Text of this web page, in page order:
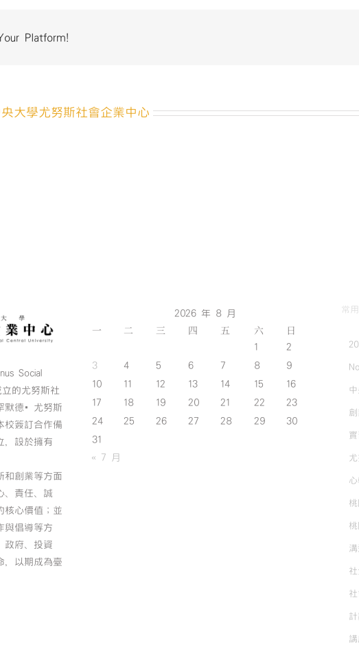
中
Platform!
央大學尤努斯社會企業中心
Social
立的尤努斯社
默德•尤努斯
校簽訂合作備
，設於擁有
和創業等方面
、責任、誠
核心價值；並
與倡導等方
政府、投資
，以期成為臺
2026 年 8 月
一 二 三 四 五 六 日
1
2
3
4 5 6 7 8
9
10
11 12 13 14 15
16
17
18 19 20 21 22
23
24
25 26 27 28 29
30
31
« 7 月
常
實
溝
講